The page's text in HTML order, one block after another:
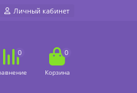
Личный кабинет
0 0